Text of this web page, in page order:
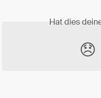
Hat dies
😞